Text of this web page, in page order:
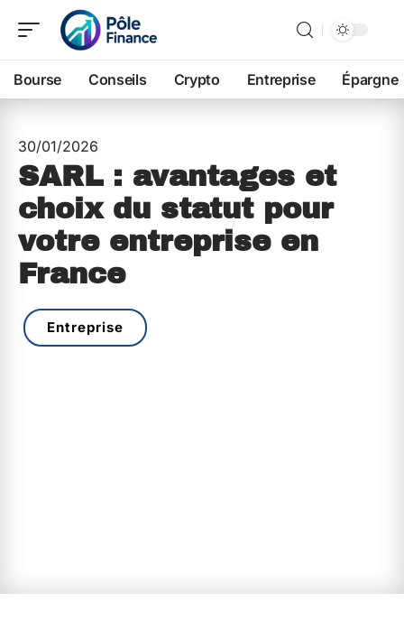
Bourse Conseils Crypto Entreprise Épargne
30/01/2026
SARL : avantages et
choix du statut pour
votre entreprise en
France
Entreprise